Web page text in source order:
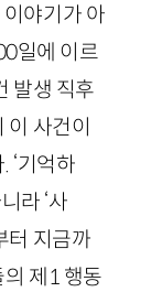
이야기가 아
일에 이르
발생 직후
사건이
‘기억하
라 ‘사
터 지금까
제 1 행동